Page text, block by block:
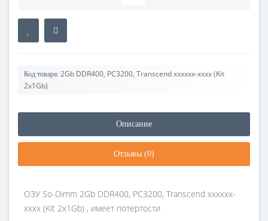
Код товара: 2Gb DDR400, PC3200, Transcend xxxxxx-xxxx (Kit
2x1Gb)
Описание
Отзывы (0)
ОЗУ So-Dimm 2Gb DDR400, PC3200, Transcend xxxxxx-
xxxx (Kit 2x1Gb) , имеет потертости